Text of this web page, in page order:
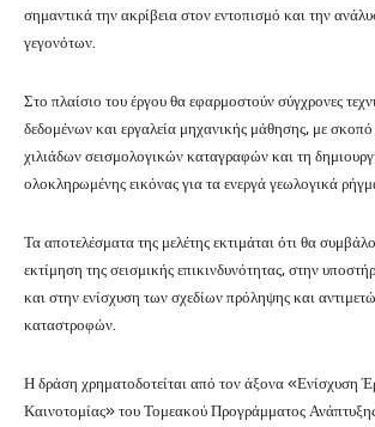
σημαντικά την ακρίβεια στον εντοπισμό και την
γεγονότων.
Στο πλαίσιο του έργου θα εφαρμοστούν σύγχρονες
δεδομένων και εργαλεία μηχανικής μάθησης, με σκοπό
χιλιάδων σεισμολογικών καταγραφών και τη
ολοκληρωμένης εικόνας για τα ενεργά γεωλογικά
Τα αποτελέσματα της μελέτης εκτιμάται ότι θα
εκτίμηση της σεισμικής επικινδυνότητας, στην
και στην ενίσχυση των σχεδίων πρόληψης και
καταστροφών.
Η δράση χρηματοδοτείται από τον άξονα «Ενίσχυση
Καινοτομίας» του Τομεακού Προγράμματος